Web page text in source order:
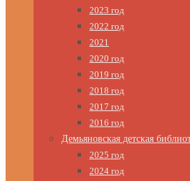
2023 год
2022 год
2021
2020 год
2019 год
2018 год
2017 год
2016 год
Демьяновская детская
2025 год
2024 год